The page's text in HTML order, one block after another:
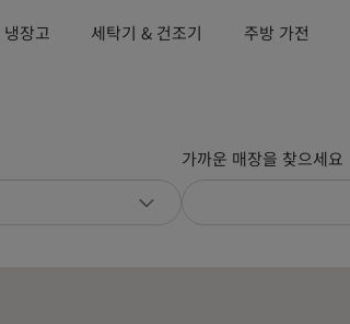
냉장고 세탁기 & 건조기 주방 가전
가까운 매장을 찾으세요